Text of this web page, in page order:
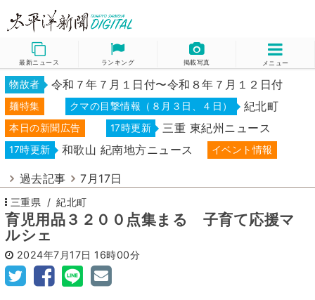
最新ニュース ランキング 掲載写真 メニュー
物故者 令和７年７月１日付〜令和８年７月１２日付
麺特集 クマの目撃情報（８月３日、４日） 紀北町
本日の新聞広告 17時更新 三重 東紀州ニュース
17時更新 和歌山 紀南地方ニュース イベント情報
過去記事 7月17日
三重県 紀北町
育児用品３２００点集まる 子育て応援マ
ルシェ
2024年7月17日 16時00分